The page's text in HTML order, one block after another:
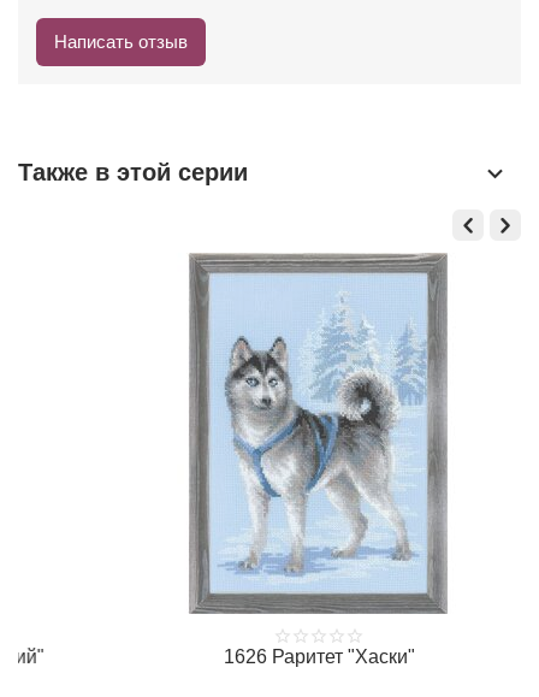
Написать отзыв
Также в этой серии
1626 Раритет "Хаски"